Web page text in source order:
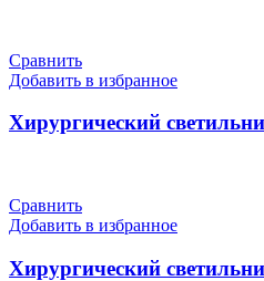
Сравнить
Добавить в избранное
Хирургический
Сравнить
Добавить в избранное
Хирургический